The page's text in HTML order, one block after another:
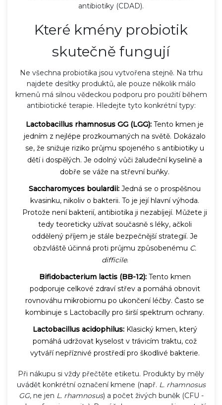
antibiotiky (CDAD).
Které kmény probiotik
skutečně fungují
Ne všechna probiotika jsou vytvořena stejně. Na trhu
najdete desítky produktů, ale pouze několik málo
kmenů má silnou vědeckou podporu pro použití během
antibiotické terapie. Hledejte tyto konkrétní typy:
Lactobacillus rhamnosus GG (LGG): Tento kmen je
jedním z nejlépe prozkoumaných na světě. Dokázalo
se, že snižuje riziko průjmu spojeného s antibiotiky u
dětí i dospělých. Je odolný vůči žaludeční kyselině a
dobře se váže na střevní buňky.
Saccharomyces boulardii: Jedná se o prospěšnou
kvasinku, nikoliv o bakterii. To je její hlavní výhoda.
Protože není bakterií, antibiotika ji nezabíjejí. Můžete ji
tedy teoreticky užívat současně s léky, ačkoli
oddělený příjem je stále bezpečnější strategií. Je
obzvláště účinná proti průjmu způsobenému C.
difficile.
Bifidobacterium lactis (BB-12):Tento kmen
podporuje celkové zdraví střev a pomáhá obnovit
rovnováhu mikrobiomu po ukončení léčby. Často se
kombinuje s Lactobacilly pro širší spektrum ochrany.
Lactobacillus acidophilus:Klasický kmen, který
pomáhá udržovat kyselost v trávicím traktu, což
vytváří nepříznivé prostředí pro škodlivé bakterie.
Při nákupu si vždy přečtěte etiketu. Produkty by měly
uvádět konkrétní označení kmene (např. L. rhamnosus
GG, ne jen L. rhamnosus) a počet živých buněk (CFU -